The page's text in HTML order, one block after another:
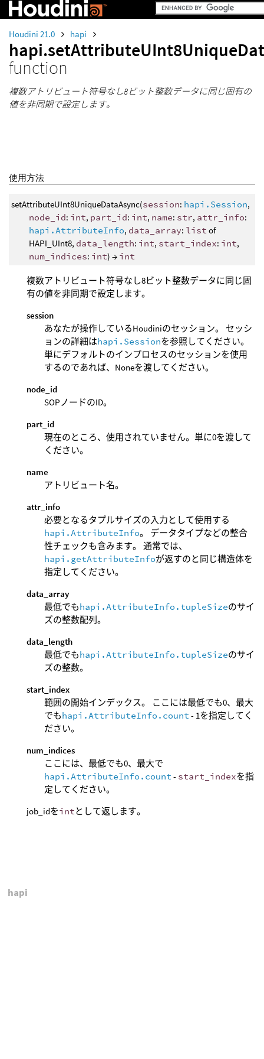
Houdini 21.0 hapi
function
複数アトリビュート符号なし8ビット整数データに同じ固有の
値を非同期で設定します。
使用方法
setAttributeUInt8UniqueDataAsync(session: hapi.Session,
node_id: int, part_id: int, name: str, attr_info:
hapi.AttributeInfo, data_array: list of
HAPI_UInt8, data_length: int, start_index: int,
num_indices: int) → int
複数アトリビュート符号なし8ビット整数データに同じ固
有の値を非同期で設定します。
session
あなたが操作しているHoudiniのセッション。 セッシ
ョンの詳細はhapi.Sessionを参照してください。
単にデフォルトのインプロセスのセッションを使用
するのであれば、Noneを渡してください。
node_id
SOPノードのID。
part_id
現在のところ、使用されていません。単に0を渡して
ください。
name
アトリビュート名。
attr_info
必要となるタプルサイズの入力として使用する
hapi.AttributeInfo。 データタイプなどの整合
性チェックも含みます。 通常では、
hapi.getAttributeInfoが返すのと同じ構造体を
指定してください。
data_array
最低でもhapi.AttributeInfo.tupleSizeのサイ
ズの整数配列。
data_length
最低でもhapi.AttributeInfo.tupleSizeのサイ
ズの整数。
start_index
範囲の開始インデックス。 ここには最低でも0、最大
でもhapi.AttributeInfo.count - 1を指定してく
ださい。
num_indices
ここには、最低でも0、最大で
hapi.AttributeInfo.count - start_indexを指
定してください。
job_idをintとして返します。
hapi